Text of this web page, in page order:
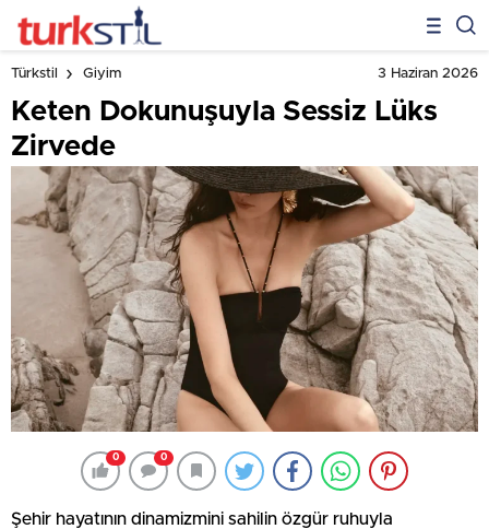
Türkstil Giyim 3 Haziran 2026
Keten Dokunuşuyla Sessiz Lüks
Zirvede
0 0
Şehir hayatının dinamizmini sahilin özgür ruhuyla